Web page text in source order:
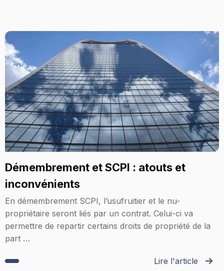
Démembrement et SCPI : atouts et
inconvénients
En démembrement SCPI, l’usufruitier et le nu-
propriétaire seront liés par un contrat. Celui-ci va
permettre de repartir certains droits de propriété de la
part …
Lire l'article